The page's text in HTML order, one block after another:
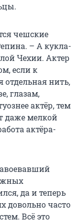
чешские
– А кукла-
Чехии. Актер
если к
отдельная нить,
глазам,
актёр, тем
даже мелкой
актёра-
да и теперь
довольно часто
Всё это